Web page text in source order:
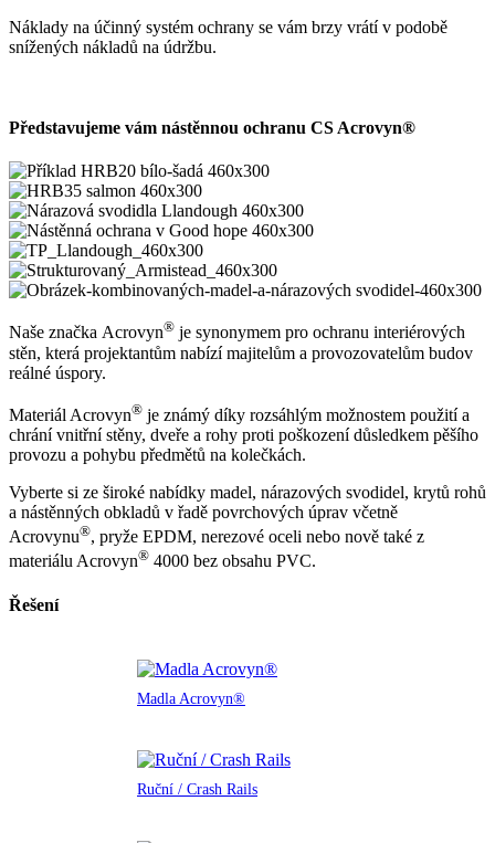
Náklady na účinný systém ochrany se vám brzy vrátí v podobě
snížených nákladů na údržbu.
Představujeme vám nástěnnou ochranu CS Acrovyn®
Naše značka Acrovyn® je synonymem pro ochranu interiérových
stěn, která projektantům nabízí majitelům a provozovatelům budov
reálné úspory.
Materiál Acrovyn® je známý díky rozsáhlým možnostem použití a
chrání vnitřní stěny, dveře a rohy proti poškození důsledkem pěšího
provozu a pohybu předmětů na kolečkách.
Vyberte si ze široké nabídky madel, nárazových svodidel, krytů rohů
a nástěnných obkladů v řadě povrchových úprav včetně
Acrovynu®, pryže EPDM, nerezové oceli nebo nově také z
materiálu Acrovyn® 4000 bez obsahu PVC.
Řešení
Madla Acrovyn®
Ruční / Crash Rails